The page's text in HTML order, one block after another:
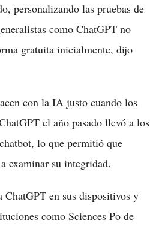
personalizando las pruebas de
como ChatGPT no
gratuita inicialmente, dijo
con la IA justo cuando los
el año pasado llevó a los
lo que permitió que
examinar su integridad.
en sus dispositivos y
como Sciences Po de